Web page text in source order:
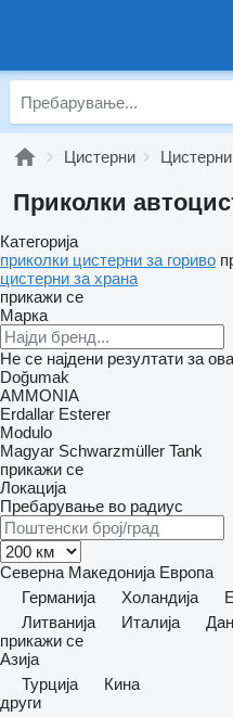
Цистерни
Приколки
Категорија
приколки цистерни за гориво
цистерни за храна
прикажи се
Марка
Не се најдени резултати за
Doğumak
AMMONIA
Erdallar Esterer
Modulo
Magyar Schwarzmüller Tank
прикажи се
Локација
Пребарување во радиус
Северна Македонија Европа
Германија
Холандија
Литванија
Италија
прикажи се
Азија
Турција
Кина
други